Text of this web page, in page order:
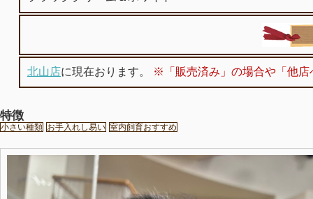
北山店に現在おります。 ※「販売済み」の場合や「他店
特徴
小さい種類 お手入れし易い 室内飼育おすすめ